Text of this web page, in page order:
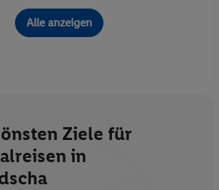
Alle anzeigen
Ziele für
in